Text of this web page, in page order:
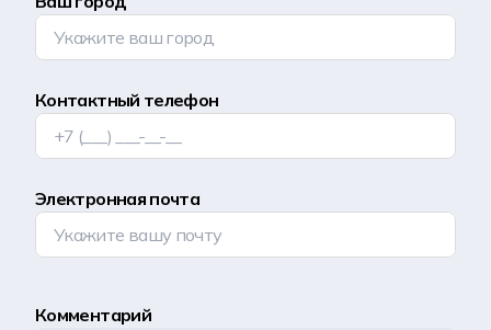
Контактный телефон
Электронная почта
Комментарий